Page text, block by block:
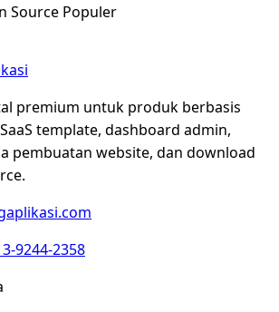
Source Populer
premium untuk produk berbasis
template, dashboard admin,
pembuatan website, dan download
9244-2358